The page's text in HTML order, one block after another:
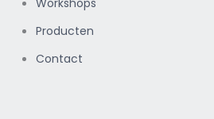
Workshops
Producten
Contact